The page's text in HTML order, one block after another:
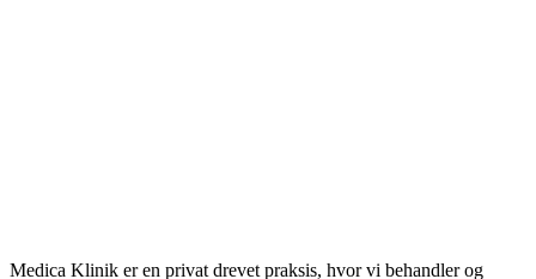
Medica Klinik er en privat drevet praksis, hvor vi behandler og